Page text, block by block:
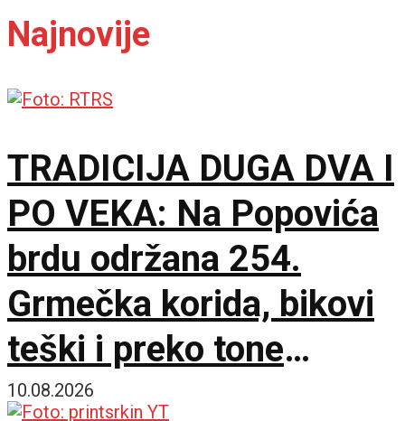
Najnovije
TRADICIJA DUGA DVA I
PO VEKA: Na Popovića
brdu održana 254.
Grmečka korida, bikovi
teški i preko tone
ukrstili rogove
10.08.2026